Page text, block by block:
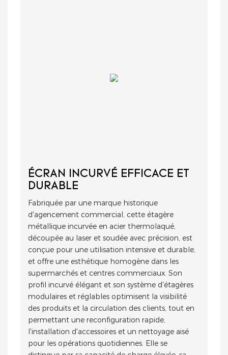
ÉCRAN INCURVÉ EFFICACE ET
DURABLE
Fabriquée par une marque historique
d'agencement commercial, cette étagère
métallique incurvée en acier thermolaqué,
découpée au laser et soudée avec précision, est
conçue pour une utilisation intensive et durable,
et offre une esthétique homogène dans les
supermarchés et centres commerciaux. Son
profil incurvé élégant et son système d'étagères
modulaires et réglables optimisent la visibilité
des produits et la circulation des clients, tout en
permettant une reconfiguration rapide,
l'installation d'accessoires et un nettoyage aisé
pour les opérations quotidiennes. Elle se